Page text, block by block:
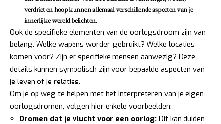
verdriet en hoop kunnen allemaal verschillende aspecten van je
innerlijke wereld belichten.
Ook de specifieke elementen van de oorlogsdroom zijn van
belang. Welke wapens worden gebruikt? Welke locaties
komen voor? Zijn er specifieke mensen aanwezig? Deze
details kunnen symbolisch zijn voor bepaalde aspecten van
je leven of je relaties.
Om je op weg te helpen met het interpreteren van je eigen
oorlogsdromen, volgen hier enkele voorbeelden:
Dromen dat je vlucht voor een oorlog: Dit kan duiden